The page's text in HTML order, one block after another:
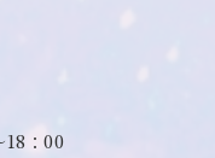
18：00